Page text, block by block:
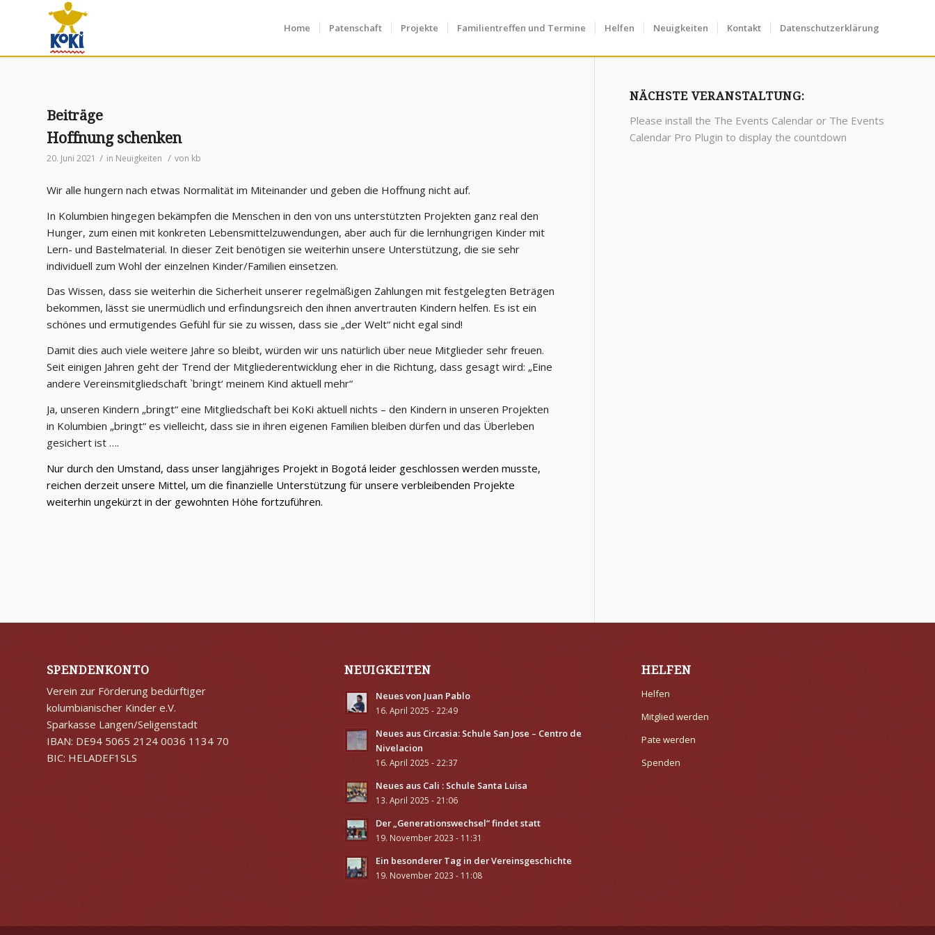
Home Patenschaft Projekte Familientreffen und Termine Helfen Neuigkeiten Kontakt Datenschutzerklärung
Beiträge
Hoffnung schenken
20. Juni 2021 / in Neuigkeiten / von kb
Wir alle hungern nach etwas Normalität im Miteinander und geben die Hoffnung nicht auf.
In Kolumbien hingegen bekämpfen die Menschen in den von uns unterstützten Projekten ganz real den
Hunger, zum einen mit konkreten Lebensmittelzuwendungen, aber auch für die lernhungrigen Kinder mit
Lern- und Bastelmaterial. In dieser Zeit benötigen sie weiterhin unsere Unterstützung, die sie sehr
individuell zum Wohl der einzelnen Kinder/Familien einsetzen.
Das Wissen, dass sie weiterhin die Sicherheit unserer regelmäßigen Zahlungen mit festgelegten Beträgen
bekommen, lässt sie unermüdlich und erfindungsreich den ihnen anvertrauten Kindern helfen. Es ist ein
schönes und ermutigendes Gefühl für sie zu wissen, dass sie „der Welt“ nicht egal sind!
Damit dies auch viele weitere Jahre so bleibt, würden wir uns natürlich über neue Mitglieder sehr freuen.
Seit einigen Jahren geht der Trend der Mitgliederentwicklung eher in die Richtung, dass gesagt wird: „Eine
andere Vereinsmitgliedschaft `bringt‘ meinem Kind aktuell mehr“
Ja, unseren Kindern „bringt“ eine Mitgliedschaft bei KoKi aktuell nichts – den Kindern in unseren Projekten
in Kolumbien „bringt“ es vielleicht, dass sie in ihren eigenen Familien bleiben dürfen und das Überleben
gesichert ist ….
Nur durch den Umstand, dass unser langjähriges Projekt in Bogotá leider geschlossen werden musste,
reichen derzeit unsere Mittel, um die finanzielle Unterstützung für unsere verbleibenden Projekte
weiterhin ungekürzt in der gewohnten Höhe fortzuführen.
NÄCHSTE VERANSTALTUNG:
Please install the The Events Calendaror The Events
Calendar Pro Plugin to display the countdown
SPENDENKONTO
Verein zur Förderung bedürftiger
kolumbianischer Kinder e.V.
Sparkasse Langen/Seligenstadt
IBAN: DE94 5065 2124 0036 1134 70
BIC: HELADEF1SLS
NEUIGKEITEN
Neues von Juan Pablo
16. April 2025 - 22:49
Neues aus Circasia: Schule San Jose – Centro de
Nivelacion
16. April 2025 - 22:37
Neues aus Cali : Schule Santa Luisa
13. April 2025 - 21:06
Der „Generationswechsel“ findet statt
19. November 2023 - 11:31
Ein besonderer Tag in der Vereinsgeschichte
19. November 2023 - 11:08
HELFEN
Helfen
Mitglied werden
Pate werden
Spenden